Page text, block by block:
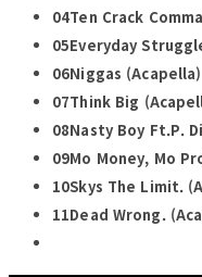
04Ten Crack
05Everyday
06Niggas (Acapella)
07Think Big
08Nasty Boy Ft.P.
09Mo Money, Mo
10Skys The Limit.
11Dead Wrong.